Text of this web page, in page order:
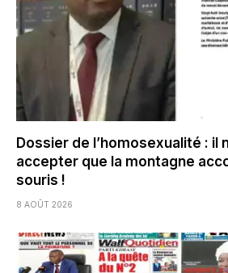
Dossier de l’homosexualité : il
accepter que la montagne
souris !
8 AOÛT 2026